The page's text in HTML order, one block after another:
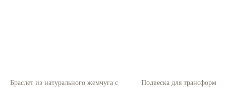
Браслет из натурального жемчуга с
Подвеска для